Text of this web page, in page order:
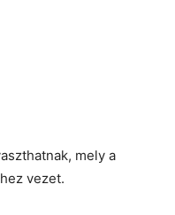
mely a
vezet.